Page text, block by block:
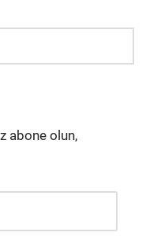
abone olun,